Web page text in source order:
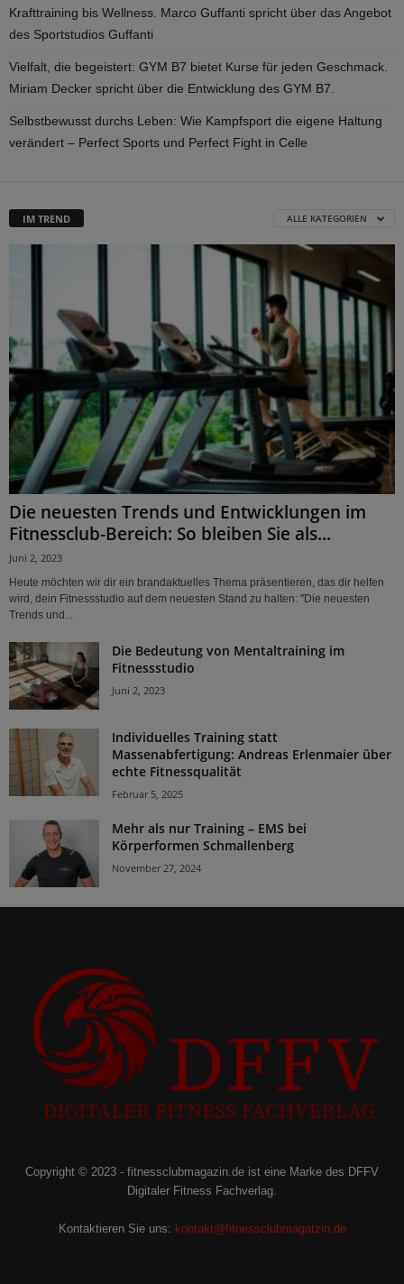
Krafttraining bis Wellness. Marco Guffanti spricht über das Angebot
des Sportstudios Guffanti
Vielfalt, die begeistert: GYM B7 bietet Kurse für jeden Geschmack.
Miriam Decker spricht über die Entwicklung des GYM B7.
Selbstbewusst durchs Leben: Wie Kampfsport die eigene Haltung
verändert – Perfect Sports und Perfect Fight in Celle
IM TREND ALLE KATEGORIEN
Die neuesten Trends und Entwicklungen im
Fitnessclub-Bereich: So bleiben Sie als...
Juni 2, 2023
Heute möchten wir dir ein brandaktuelles Thema präsentieren, das dir helfen
wird, dein Fitnessstudio auf dem neuesten Stand zu halten: "Die neuesten
Trends und...
Die Bedeutung von Mentaltraining im
Fitnessstudio
Juni 2, 2023
Individuelles Training statt
Massenabfertigung: Andreas Erlenmaier über
echte Fitnessqualität
Februar 5, 2025
Mehr als nur Training – EMS bei
Körperformen Schmallenberg
November 27, 2024
Copyright © 2023 - fitnessclubmagazin.de ist eine Marke des DFFV
Digitaler Fitness Fachverlag.
Kontaktieren Sie uns: kontakt@fitnessclubmagatzin.de